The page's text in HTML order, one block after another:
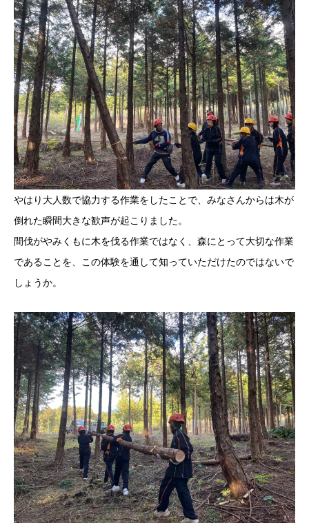
やはり大人数で協力する作業をしたことで、みなさんからは木が
倒れた瞬間大きな歓声が起こりました。
間伐がやみくもに木を伐る作業ではなく、森にとって大切な作業
であることを、この体験を通して知っていただけたのではないで
しょうか。